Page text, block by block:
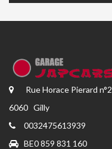
Rue Horace Pierard n°2
6060 Gilly
0032475613939
BE0 859 831 160